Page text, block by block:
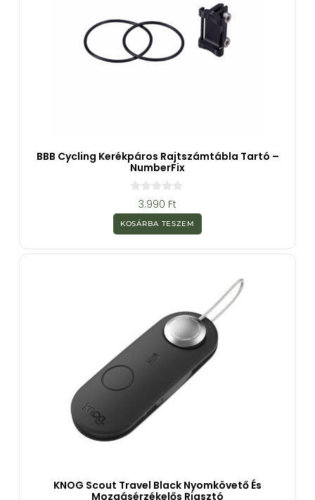
BBB Cycling Kerékpáros Rajtszámtábla Tartó –
NumberFix
z
5
b
3.990 Ft
KOSÁRBA TESZEM
KNOG Scout Travel Black Nyomkövető És
Mozgásérzékelős Riasztó